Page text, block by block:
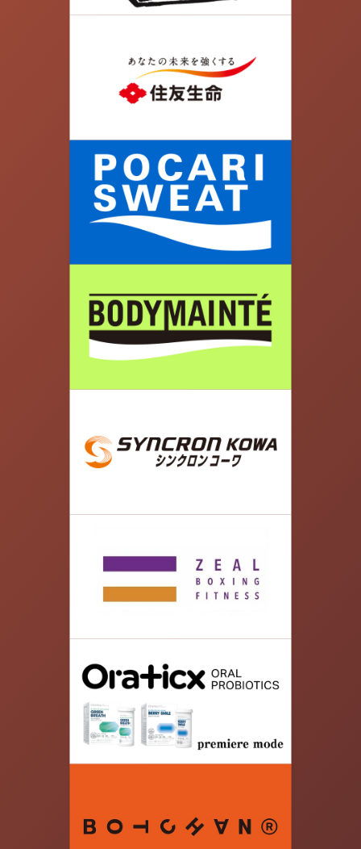
橋の途中の道を左に曲がります。河川敷へ向かっ
て道を下っていきます。JR埼京線の高架下へ向か
した。